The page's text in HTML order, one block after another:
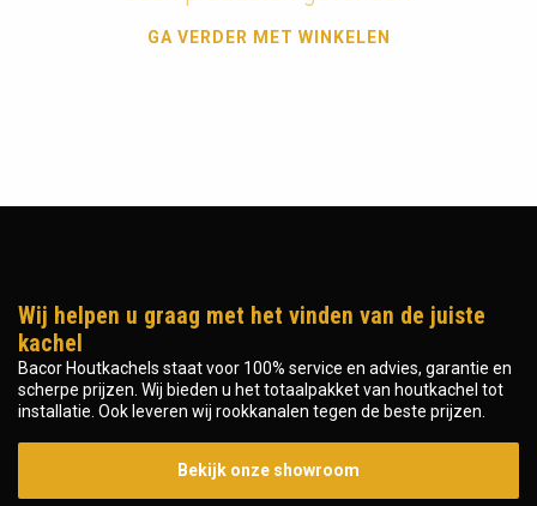
GA VERDER MET WINKELEN
Wij helpen u graag met het vinden van de juiste
kachel
Bacor Houtkachels staat voor 100% service en advies, garantie en
scherpe prijzen. Wij bieden u het totaalpakket van houtkachel tot
installatie. Ook leveren wij rookkanalen tegen de beste prijzen.
Bekijk onze showroom